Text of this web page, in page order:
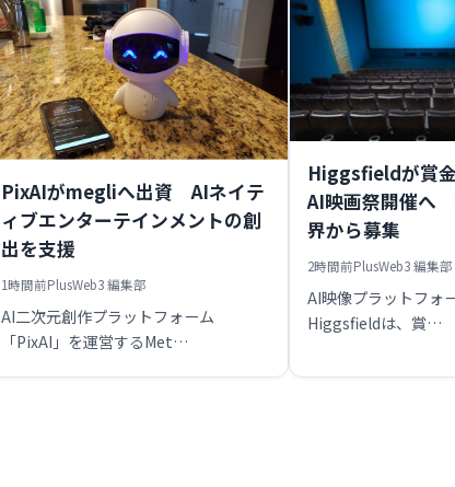
PixAIがmegliへ出資 AIネイテ
ィブエンターテインメントの創
出を支援
1時間前PlusWeb3 編集部
AI二次元創作プラットフォーム
「PixAI」を運営するMet…
Higgsfieldが賞
AI映画祭開催へ
界から募集
2時間前PlusWeb3 編集部
AI映像プラットフォ
Higgsfieldは、賞…